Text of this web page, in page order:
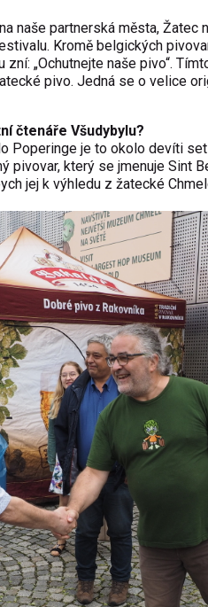
naše partnerská města, Žatec
Kromě belgických
„Ochutnejte naše pivo“.
pivo. Jedná se o velice
čtenáře Všudybylu?
Poperinge je to okolo devíti
pivovar, který se jmenuje Sint
jej k výhledu z žatecké